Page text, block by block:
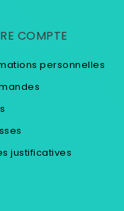
COMPTE
personnelles
justificatives